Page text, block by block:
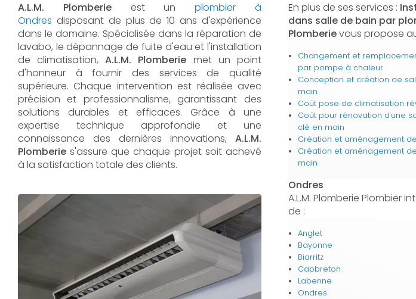
A.L.M. Plomberieest unplombier à
Ondres disposant de plus de 10 ans d'expérience
dans le domaine. Spécialisée dans la réparation de
lavabo, le dépannage de fuite d'eau et l'installation
de climatisation,A.L.M. Plomberie met un point
d'honneur à fournir des services de qualité
supérieure. Chaque intervention est réalisée avec
précision et professionnalisme, garantissant des
solutions durables et efficaces. Grâce à une
expertise technique approfondie et une
connaissance des dernières innovations, A.L.M.
Plomberie s'assure que chaque projet soit achevé
à la satisfaction totale des clients.
En plus de ses services :
dans salle de bain par
Plomberievous propose
Changement et
par pompe à chaleur
Conception et création de
main
Coût pose de climatisation
Coût pour rénovation d'une
clé en main
Création et aménagement
Création et aménagement
main
Ondres
A.L.M. Plomberie Plombier
de :
Anglet
Bayonne
Biarritz
Capbreton
Labenne
Ondres